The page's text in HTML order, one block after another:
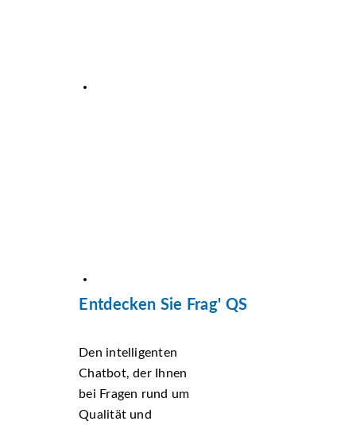
Entdecken Sie Frag' QS
Den intelligenten
Chatbot, der Ihnen
bei Fragen rund um
Qualität und